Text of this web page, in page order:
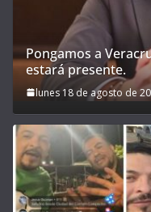
Pongamos a
estará presente.
lunes 18 de agosto de